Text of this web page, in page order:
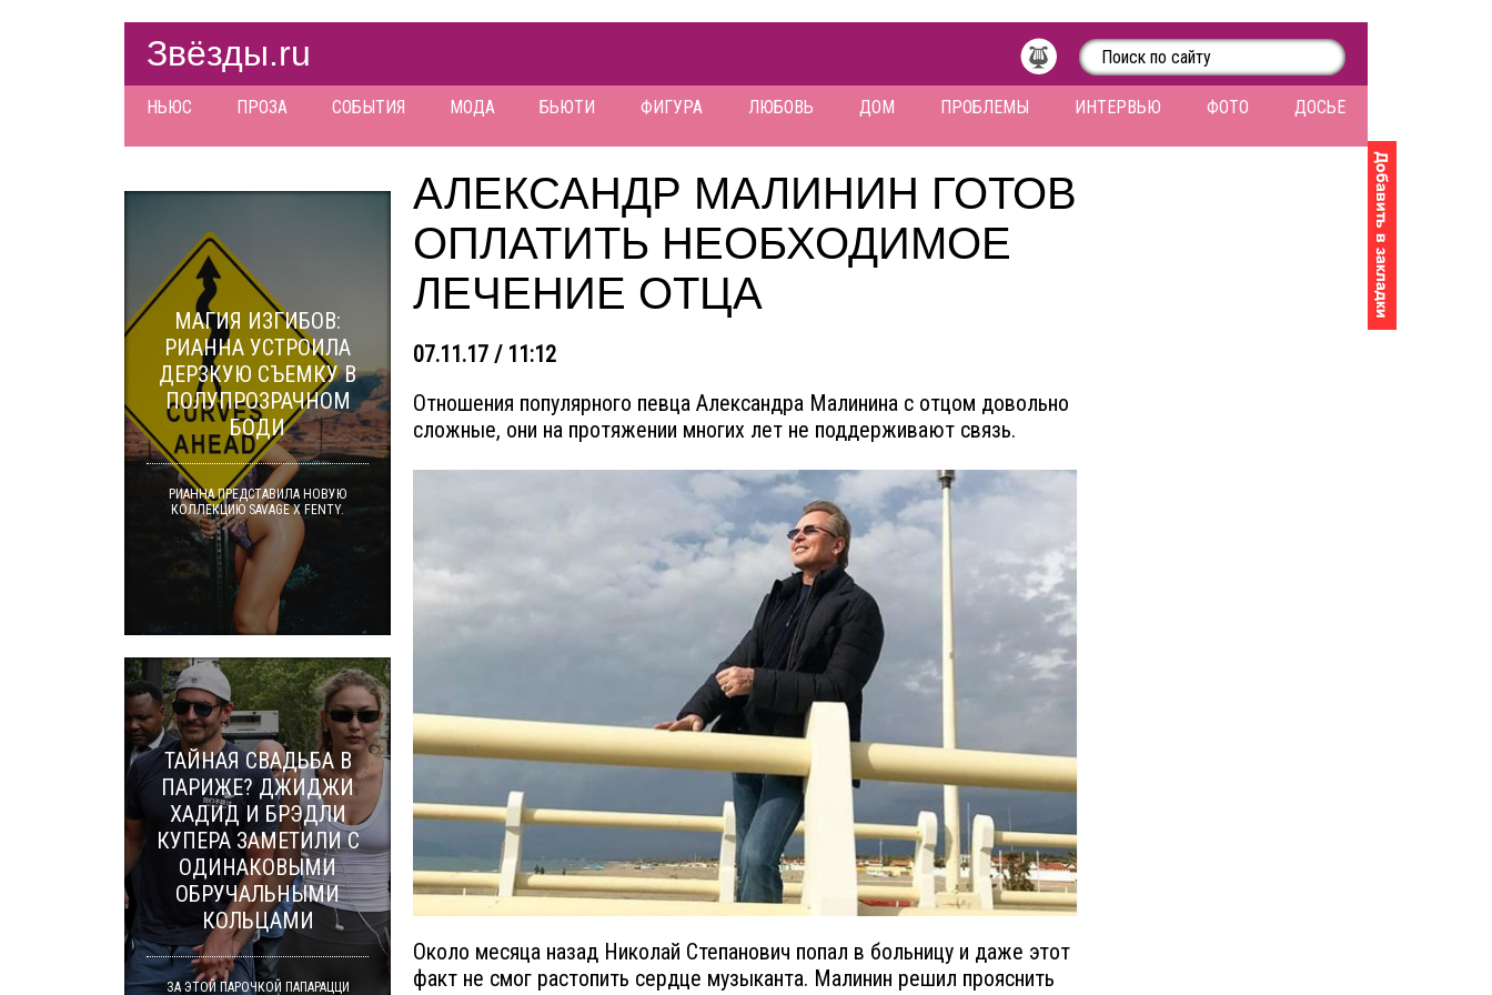
Звёзды.ru
НЬЮС ПРОЗА СОБЫТИЯ МОДА БЬЮТИ ФИГУРА ЛЮБОВЬ ДОМ ПРОБЛЕМЫ ИНТЕРВЬЮ ФОТО ДОСЬЕ
АЛЕКСАНДР МАЛИНИН ГОТОВ
ОПЛАТИТЬ НЕОБХОДИМОЕ
ЛЕЧЕНИЕ ОТЦА
07.11.17 / 11:12
Отношения популярного певца Александра Малинина с отцом довольно
сложные, они на протяжении многих лет не поддерживают связь.
Около месяца назад Николай Степанович попал в больницу и даже этот
факт не смог растопить сердце музыканта. Малинин решил прояснить
МАГИЯ ИЗГИБОВ:
РИАННА УСТРОИЛА
ДЕРЗКУЮ СЪЕМКУ В
ПОЛУПРОЗРАЧНОМ
БОДИ
РИАННА ПРЕДСТАВИЛА НОВУЮ
КОЛЛЕКЦИЮ SAVAGE X FENTY.
ТАЙНАЯ СВАДЬБА В
ПАРИЖЕ? ДЖИДЖИ
ХАДИД И БРЭДЛИ
КУПЕРА ЗАМЕТИЛИ С
ОДИНАКОВЫМИ
ОБРУЧАЛЬНЫМИ
КОЛЬЦАМИ
ЗА ЭТОЙ ПАРОЧКОЙ ПАПАРАЦЦИ